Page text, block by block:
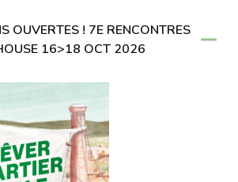
OUVERTES ! 7E RENCONTRES
16>18 OCT 2026